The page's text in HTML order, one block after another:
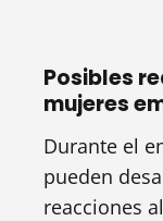
Posibles
mujeres
Durante el
pueden
reacciones